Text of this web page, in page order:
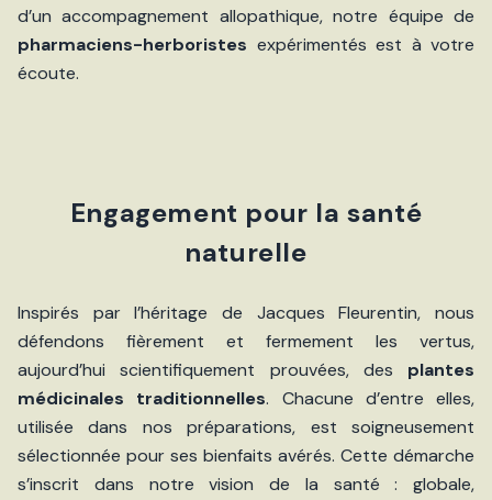
d’un accompagnement allopathique, notre équipe de
pharmaciens-herboristes expérimentés est à votre
écoute.
Engagement pour la santé
naturelle
Inspirés par l’héritage de Jacques Fleurentin, nous
défendons fièrement et fermement les vertus,
aujourd’hui scientifiquement prouvées, des plantes
médicinales traditionnelles. Chacune d’entre elles,
utilisée dans nos préparations, est soigneusement
sélectionnée pour ses bienfaits avérés. Cette démarche
s’inscrit dans notre vision de la santé : globale,